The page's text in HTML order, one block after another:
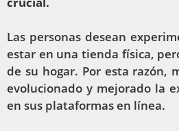
Las personas desean
estar en una tienda física,
de su hogar. Por esta razón,
evolucionado y mejorado la
en sus plataformas en línea.